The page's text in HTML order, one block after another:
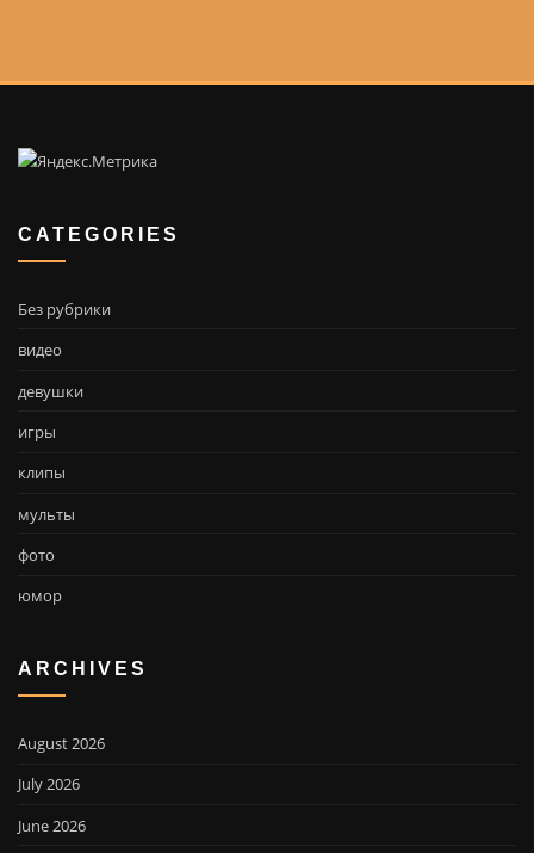
CATEGORIES
Без рубрики
видео
девушки
игры
клипы
мульты
фото
юмор
ARCHIVES
August 2026
July 2026
June 2026